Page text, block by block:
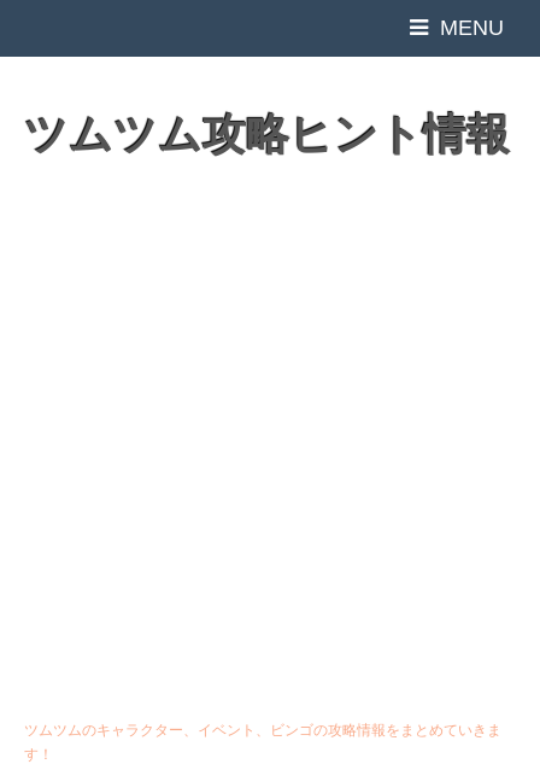
MENU
ツムツム攻略ヒント情報
ツムツムのキャラクター、イベント、ビンゴの攻略情報をまとめていきま
す！